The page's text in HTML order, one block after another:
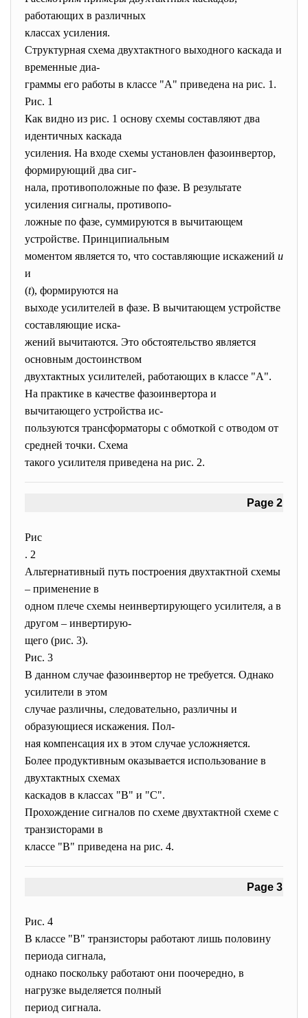
работающих в различных
классах усиления.
Структурная схема двухтактного выходного каскада и
временные диа-
граммы его работы в классе "А" приведена на рис. 1.
Рис. 1
Как видно из рис. 1 основу схемы составляют два
идентичных каскада
усиления. На входе схемы установлен фазоинвертор,
формирующий два сиг-
нала, противоположные по фазе. В результате
усиления сигналы, противопо-
ложные по фазе, суммируются в вычитающем
устройстве. Принципиальным
моментом является то, что составляющие искажений u
и
(t), формируются на
выходе усилителей в фазе. В вычитающем устройстве
составляющие иска-
жений вычитаются. Это обстоятельство является
основным достоинством
двухтактных усилителей, работающих в классе "А".
На практике в качестве фазоинвертора и
вычитающего устройства ис-
пользуются трансформаторы с обмоткой с отводом от
средней точки. Схема
такого усилителя приведена на рис. 2.
Page 2
Рис
. 2
Альтернативный путь построения двухтактной схемы
– применение в
одном плече схемы неинвертирующего усилителя, а в
другом – инвертирую-
щего (рис. 3).
Рис. 3
В данном случае фазоинвертор не требуется. Однако
усилители в этом
случае различны, следовательно, различны и
образующиеся искажения. Пол-
ная компенсация их в этом случае усложняется.
Более продуктивным оказывается использование в
двухтактных схемах
каскадов в классах "В" и "С".
Прохождение сигналов по схеме двухтактной схеме с
транзисторами в
классе "В" приведена на рис. 4.
Page 3
Рис. 4
В классе "В" транзисторы работают лишь половину
периода сигнала,
однако поскольку работают они поочередно, в
нагрузке выделяется полный
период сигнала.